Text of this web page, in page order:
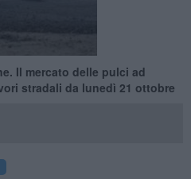
Il mercato delle pulci ad
stradali da lunedì 21 ottobre